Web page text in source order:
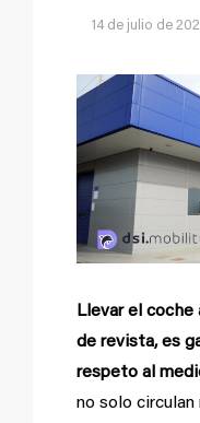
14 de julio de
Ver
imagen
más
grande
Llevar el
de revista, es
respeto al
no solo circulan